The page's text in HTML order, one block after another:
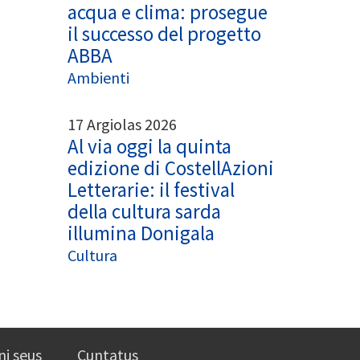
acqua e clima: prosegue
il successo del progetto
ABBA
Ambienti
17 Argiolas 2026
Al via oggi la quinta
edizione di CostellAzioni
Letterarie: il festival
della cultura sarda
illumina Donigala
Cultura
seus Cuntatus